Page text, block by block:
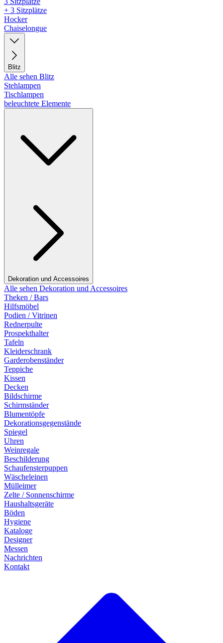
+ 3 Sitzplätze
Hocker
Chaiselongue
Blitz
Alle sehen Blitz
Stehlampen
Tischlampen
beleuchtete Elemente
Dekoration und Accessoires
Alle sehen Dekoration und Accessoires
Theken / Bars
Hilfsmöbel
Podien / Vitrinen
Rednerpulte
Prospekthalter
Tafeln
Kleiderschrank
Garderobenständer
Teppiche
Kissen
Decken
Bildschirme
Schirmständer
Blumentöpfe
Dekorationsgegenstände
Spiegel
Uhren
Weinregale
Beschilderung
Schaufensterpuppen
Wäscheleinen
Mülleimer
Zelte / Sonnenschirme
Haushaltsgeräte
Böden
Hygiene
Kataloge
Designer
Messen
Nachrichten
Kontakt